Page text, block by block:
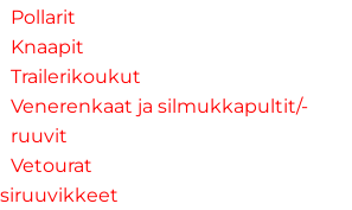
Pollarit
Knaapit
Trailerikoukut
Venerenkaat ja silmukkapultit/-
ruuvit
Vetourat